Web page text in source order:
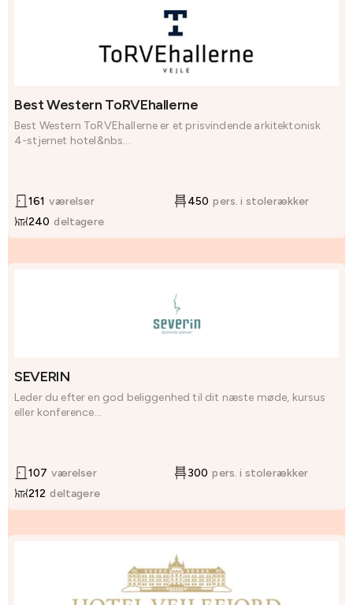
Best Western ToRVEhallerne
Best Western ToRVEhallerne er et prisvindende arkitektonisk
4-stjernet hotel&nbs...
161 værelser 450 pers. i stolerækker
240 deltagere
SEVERIN
Leder du efter en god beliggenhed til dit næste møde, kursus
eller konference...
107 værelser 300 pers. i stolerækker
212 deltagere